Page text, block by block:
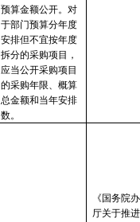
预算金额公开。对
于部门预算分年度
安排但不宜按年度
拆分的采购项目，
应当公开采购项目
的采购年限、概算
总金额和当年安排
数。
《国务院
厅关于推